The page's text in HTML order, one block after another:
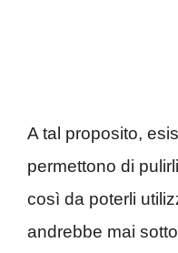
A tal proposito,
permettono di
così da poterli
andrebbe mai